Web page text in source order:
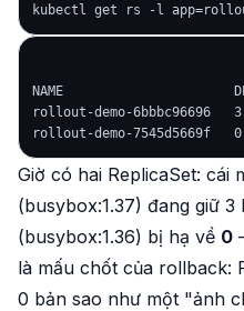
NAME
rollout-demo-
Giờ có hai ReplicaSet: cái
(busybox:1.37) đang giữ 3
(busybox:1.36) bị hạ về 0
là mấu chốt của rollback:
0 bản sao như một "ảnh